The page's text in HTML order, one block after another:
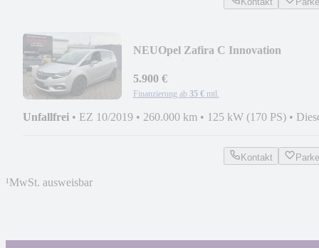
NEUOpel Zafira C Innovation
5.900 €
Finanzierung ab 35 € mtl.
Unfallfrei • EZ 10/2019 • 260.000 km • 125 kW (170 PS) •
Kontakt
¹MwSt. ausweisbar